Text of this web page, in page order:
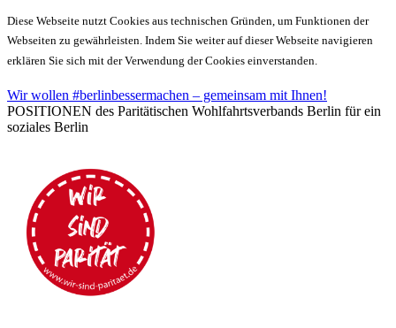
Diese Webseite nutzt Cookies aus technischen Gründen, um Funktionen der
Webseiten zu gewährleisten. Indem Sie weiter auf dieser Webseite navigieren
erklären Sie sich mit der Verwendung der Cookies einverstanden.
Wir wollen #berlinbessermachen – gemeinsam mit Ihnen!
POSITIONEN des Paritätischen Wohlfahrtsverbands Berlin für ein
soziales Berlin